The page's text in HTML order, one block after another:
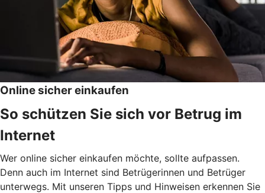
Online sicher einkaufen
So schützen Sie sich vor Betrug im
Internet
Wer online sicher einkaufen möchte, sollte aufpassen.
Denn auch im Internet sind Betrügerinnen und Betrüger
unterwegs. Mit unseren Tipps und Hinweisen erkennen Sie